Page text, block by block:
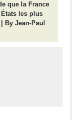
que la France
les plus
By Jean-Paul